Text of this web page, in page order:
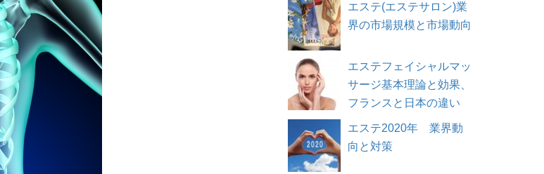
エステ(エステサロン)業
界の市場規模と市場動向
エステフェイシャルマッ
サージ基本理論と効果、
フランスと日本の違い
エステ2020年 業界動
向と対策